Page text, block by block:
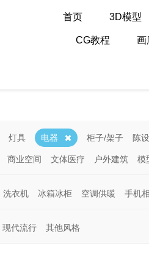
首页 3D模型
CG教程 画
灯具 电器 柜子/架子 陈
商业空间 文体医疗 户外建筑 模
洗衣机 冰箱冰柜 空调供暖 手机
现代流行 其他风格